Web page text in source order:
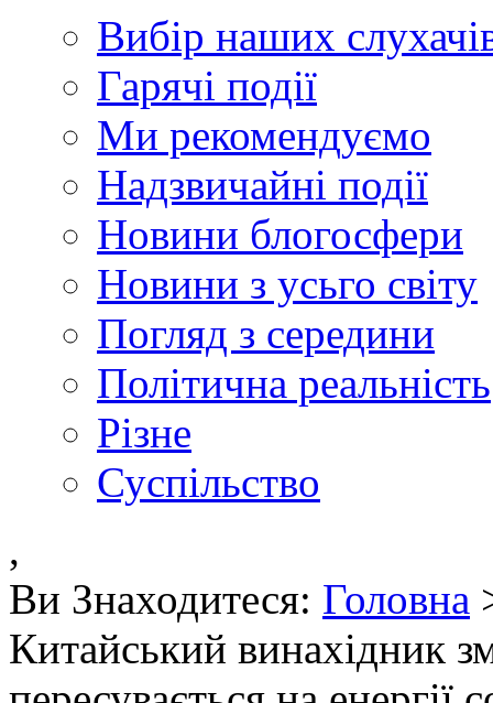
Вибір наших
Гарячі події
Ми рекомендуємо
Надзвичайні події
Новини блогосфери
Новини з усьго світу
Погляд з середини
Політична реальність
Різне
Суспільство
,
Ви Знаходитеся: Головна
Китайський винахідник